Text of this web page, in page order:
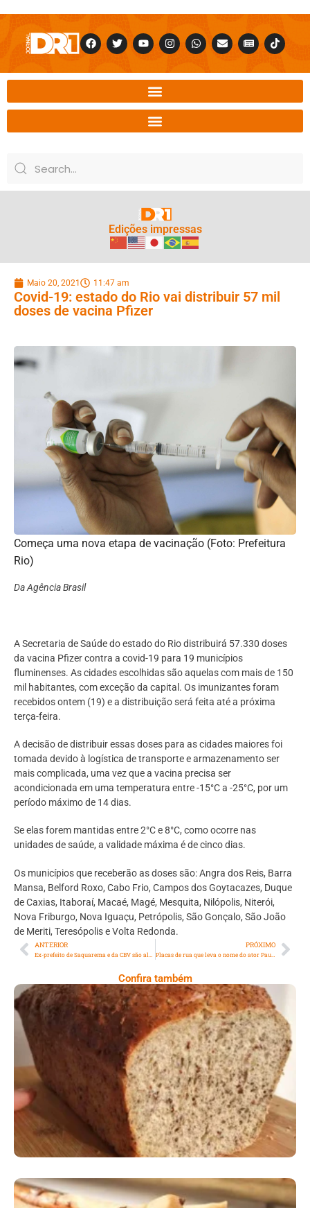
Edições impressas
Maio 20, 2021 11:47 am
Covid-19: estado do Rio vai distribuir 57 mil
doses de vacina Pfizer
Começa uma nova etapa de vacinação (Foto: Prefeitura
Rio)
Da Agência Brasil
A Secretaria de Saúde do estado do Rio distribuirá 57.330 doses
da vacina Pfizer contra a covid-19 para 19 municípios
fluminenses. As cidades escolhidas são aquelas com mais de 150
mil habitantes, com exceção da capital. Os imunizantes foram
recebidos ontem (19) e a distribuição será feita até a próxima
terça-feira.
A decisão de distribuir essas doses para as cidades maiores foi
tomada devido à logística de transporte e armazenamento ser
mais complicada, uma vez que a vacina precisa ser
acondicionada em uma temperatura entre -15°C a -25°C, por um
período máximo de 14 dias.
Se elas forem mantidas entre 2°C e 8°C, como ocorre nas
unidades de saúde, a validade máxima é de cinco dias.
Os municípios que receberão as doses são: Angra dos Reis, Barra
Mansa, Belford Roxo, Cabo Frio, Campos dos Goytacazes, Duque
de Caxias, Itaboraí, Macaé, Magé, Mesquita, Nilópolis, Niterói,
Nova Friburgo, Nova Iguaçu, Petrópolis, São Gonçalo, São João
de Meriti, Teresópolis e Volta Redonda.
ANTERIOR PRÓXIMO
Placas de rua que leva o nome do ator Paulo Gustavo são instaladas em Niterói
Confira também
Comer Bem: Pão Low Carb